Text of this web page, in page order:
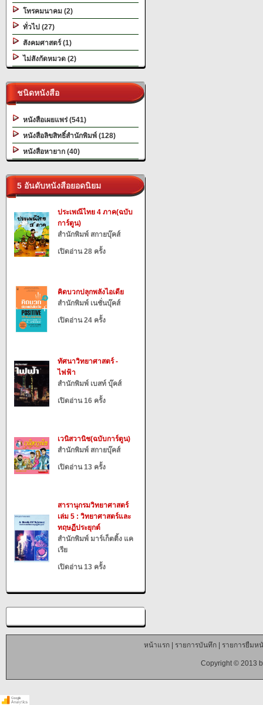
โทรคมนาคม (2)
ทั่วไป (27)
สังคมศาสตร์ (1)
ไม่สังกัดหมวด (2)
ชนิดหนังสือ
หนังสือเผยแพร่ (541)
หนังสือลิขสิทธิ์สำนักพิมพ์ (128)
หนังสือหายาก (40)
5 อันดับหนังสือยอดนิยม
ประเพณีไทย 4 ภาค(ฉบับ
การ์ตูน)
สำนักพิมพ์ สกายบุ๊คส์
เปิดอ่าน 28 ครั้ง
คิดบวกปลุกพลังไอเดีย
สำนักพิมพ์ เนชั่นบุ๊คส์
เปิดอ่าน 24 ครั้ง
ทัศนาวิทยาศาสตร์ -
ไฟฟ้า
สำนักพิมพ์ เบสท์ บุ๊คส์
เปิดอ่าน 16 ครั้ง
เวนิสวานิช(ฉบับการ์ตูน)
สำนักพิมพ์ สกายบุ๊คส์
เปิดอ่าน 13 ครั้ง
สารานุกรมวิทยาศาสตร์
เล่ม 5 : วิทยาศาสตร์และ
ทฤษฏีประยุกต์
สำนักพิมพ์ มาร์เก็ตติ้ง แค
เรีย
เปิดอ่าน 13 ครั้ง
หน้าแรก| รายการบันทึก| รายการยืมห
Copyright © 2013